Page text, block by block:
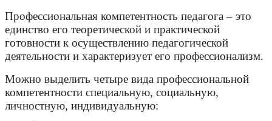
Профессиональная компетентность педагога – это
единство его теоретической и практической
готовности к осуществлению педагогической
деятельности и характеризует его профессионализм.
Можно выделить четыре вида профессиональной
компетентности специальную, социальную,
личностную, индивидуальную: